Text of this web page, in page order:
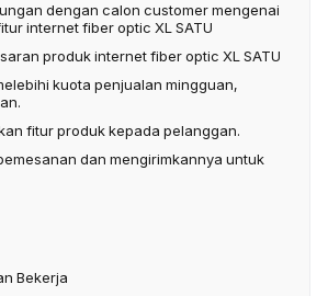
dengan calon customer mengenai
internet fiber optic XL SATU
produk internet fiber optic XL SATU
kuota penjualan mingguan,
fitur produk kepada pelanggan.
dan mengirimkannya untuk
Bekerja